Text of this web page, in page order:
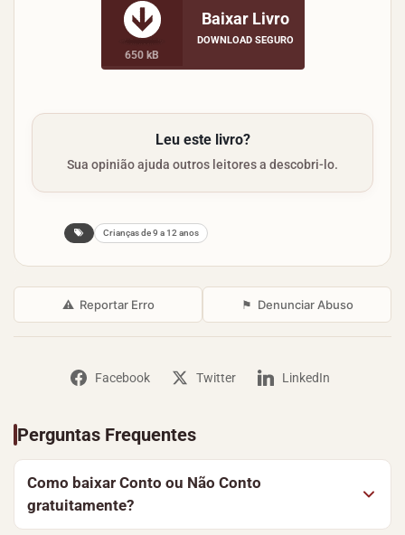
650 kB
Baixar Livro
DOWNLOAD SEGURO
Leu este livro?
Sua opinião ajuda outros leitores a descobri-lo.
Crianças de 9 a 12 anos
⚠ Reportar Erro ⚑ Denunciar Abuso
Facebook Twitter LinkedIn
Perguntas Frequentes
Como baixar Conto ou Não Conto
gratuitamente?